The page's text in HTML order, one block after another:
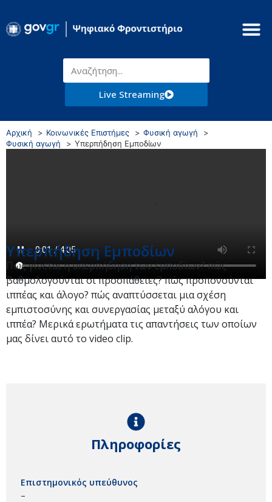
Live Streaming
Αρχική Κοινωνικές Επιστήμες
Φυσική αγωγή
Φυσική αγωγή
Υπερπήδηση Εμποδίων
Υπερπήδηση Εμποδίων
Πώς γίνεται η υπερπήδηση των εμποδίων? πώς
βαθμολογούνται οι προσπάθειες? πώς προπονούνται
ιππέας και άλογο? πώς αναπτύσσεται μια σχέση
εμπιστοσύνης και συνεργασίας μεταξύ αλόγου και
ιππέα? Μερικά ερωτήματα τις απαντήσεις των οποίων
μας δίνει αυτό το video clip.
Πληροφορίες
Επιστημονικός υπεύθυνος
–